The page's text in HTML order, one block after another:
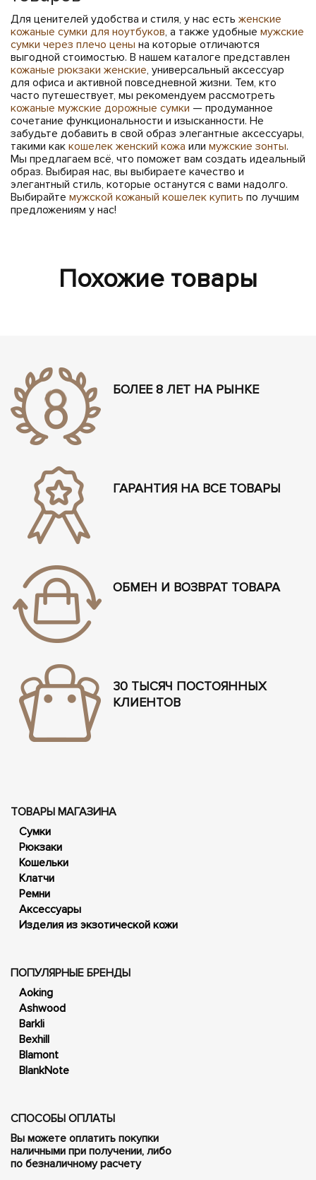
Для ценителей удобства и стиля, у нас есть женские
кожаные сумки для ноутбуков, а также удобные мужские
сумки через плечо цены на которые отличаются
выгодной стоимостью. В нашем каталоге представлен
кожаные рюкзаки женские, универсальный аксессуар
для офиса и активной повседневной жизни. Тем, кто
часто путешествует, мы рекомендуем рассмотреть
кожаные мужские дорожные сумки — продуманное
сочетание функциональности и изысканности. Не
забудьте добавить в свой образ элегантные аксессуары,
такими как кошелек женский кожа или мужские зонты.
Мы предлагаем всё, что поможет вам создать идеальный
образ. Выбирая нас, вы выбираете качество и
элегантный стиль, которые останутся с вами надолго.
Выбирайте мужской кожаный кошелек купить по лучшим
предложениям у нас!
Похожие товары
БОЛЕЕ 8 ЛЕТ НА РЫНКЕ
ГАРАНТИЯ НА ВСЕ ТОВАРЫ
ОБМЕН И ВОЗВРАТ ТОВАРА
30 ТЫСЯЧ ПОСТОЯННЫХ
КЛИЕНТОВ
ТОВАРЫ МАГАЗИНА
Сумки
Рюкзаки
Кошельки
Клатчи
Ремни
Аксессуары
Изделия из экзотической кожи
ПОПУЛЯРНЫЕ БРЕНДЫ
Aoking
Ashwood
Barkli
Bexhill
Blamont
BlankNote
СПОСОБЫ ОПЛАТЫ
Вы можете оплатить покупки
наличными при получении, либо
по безналичному расчету